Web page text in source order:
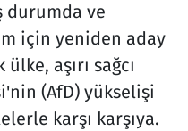
ve
için yeniden aday
aşırı sağcı
(AfD) yükselişi
karşı karşıya.